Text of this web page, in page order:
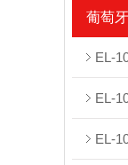
葡萄
EL-
EL-